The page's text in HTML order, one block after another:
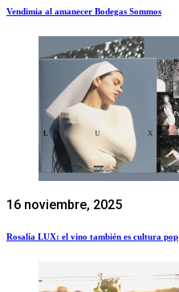
Vendimia al amanecer Bodegas Sommos
16 noviembre, 2025
Rosalía LUX: el vino también es cultura pop